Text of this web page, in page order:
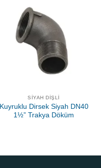
SIYAH DIŞLI
Kuyruklu Dirsek Siyah DN40
1½” Trakya Döküm